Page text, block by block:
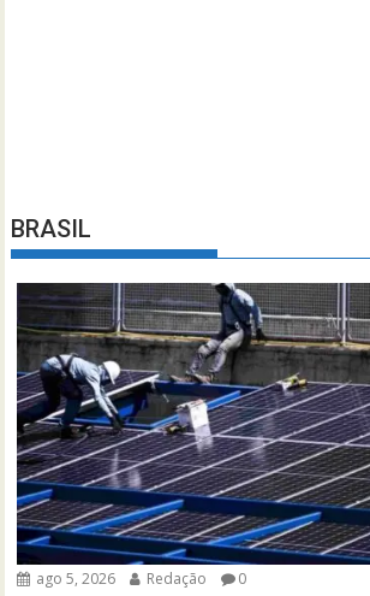
BRASIL
ago 5, 2026 Redação 0